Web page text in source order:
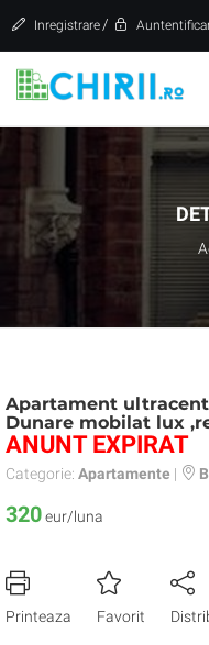
Inregistrare /
Apartament
Dunare mobilat lux
ANUNT EXPIRAT
Categorie: Apartamente |
320eur/luna
Printeaza Favorit